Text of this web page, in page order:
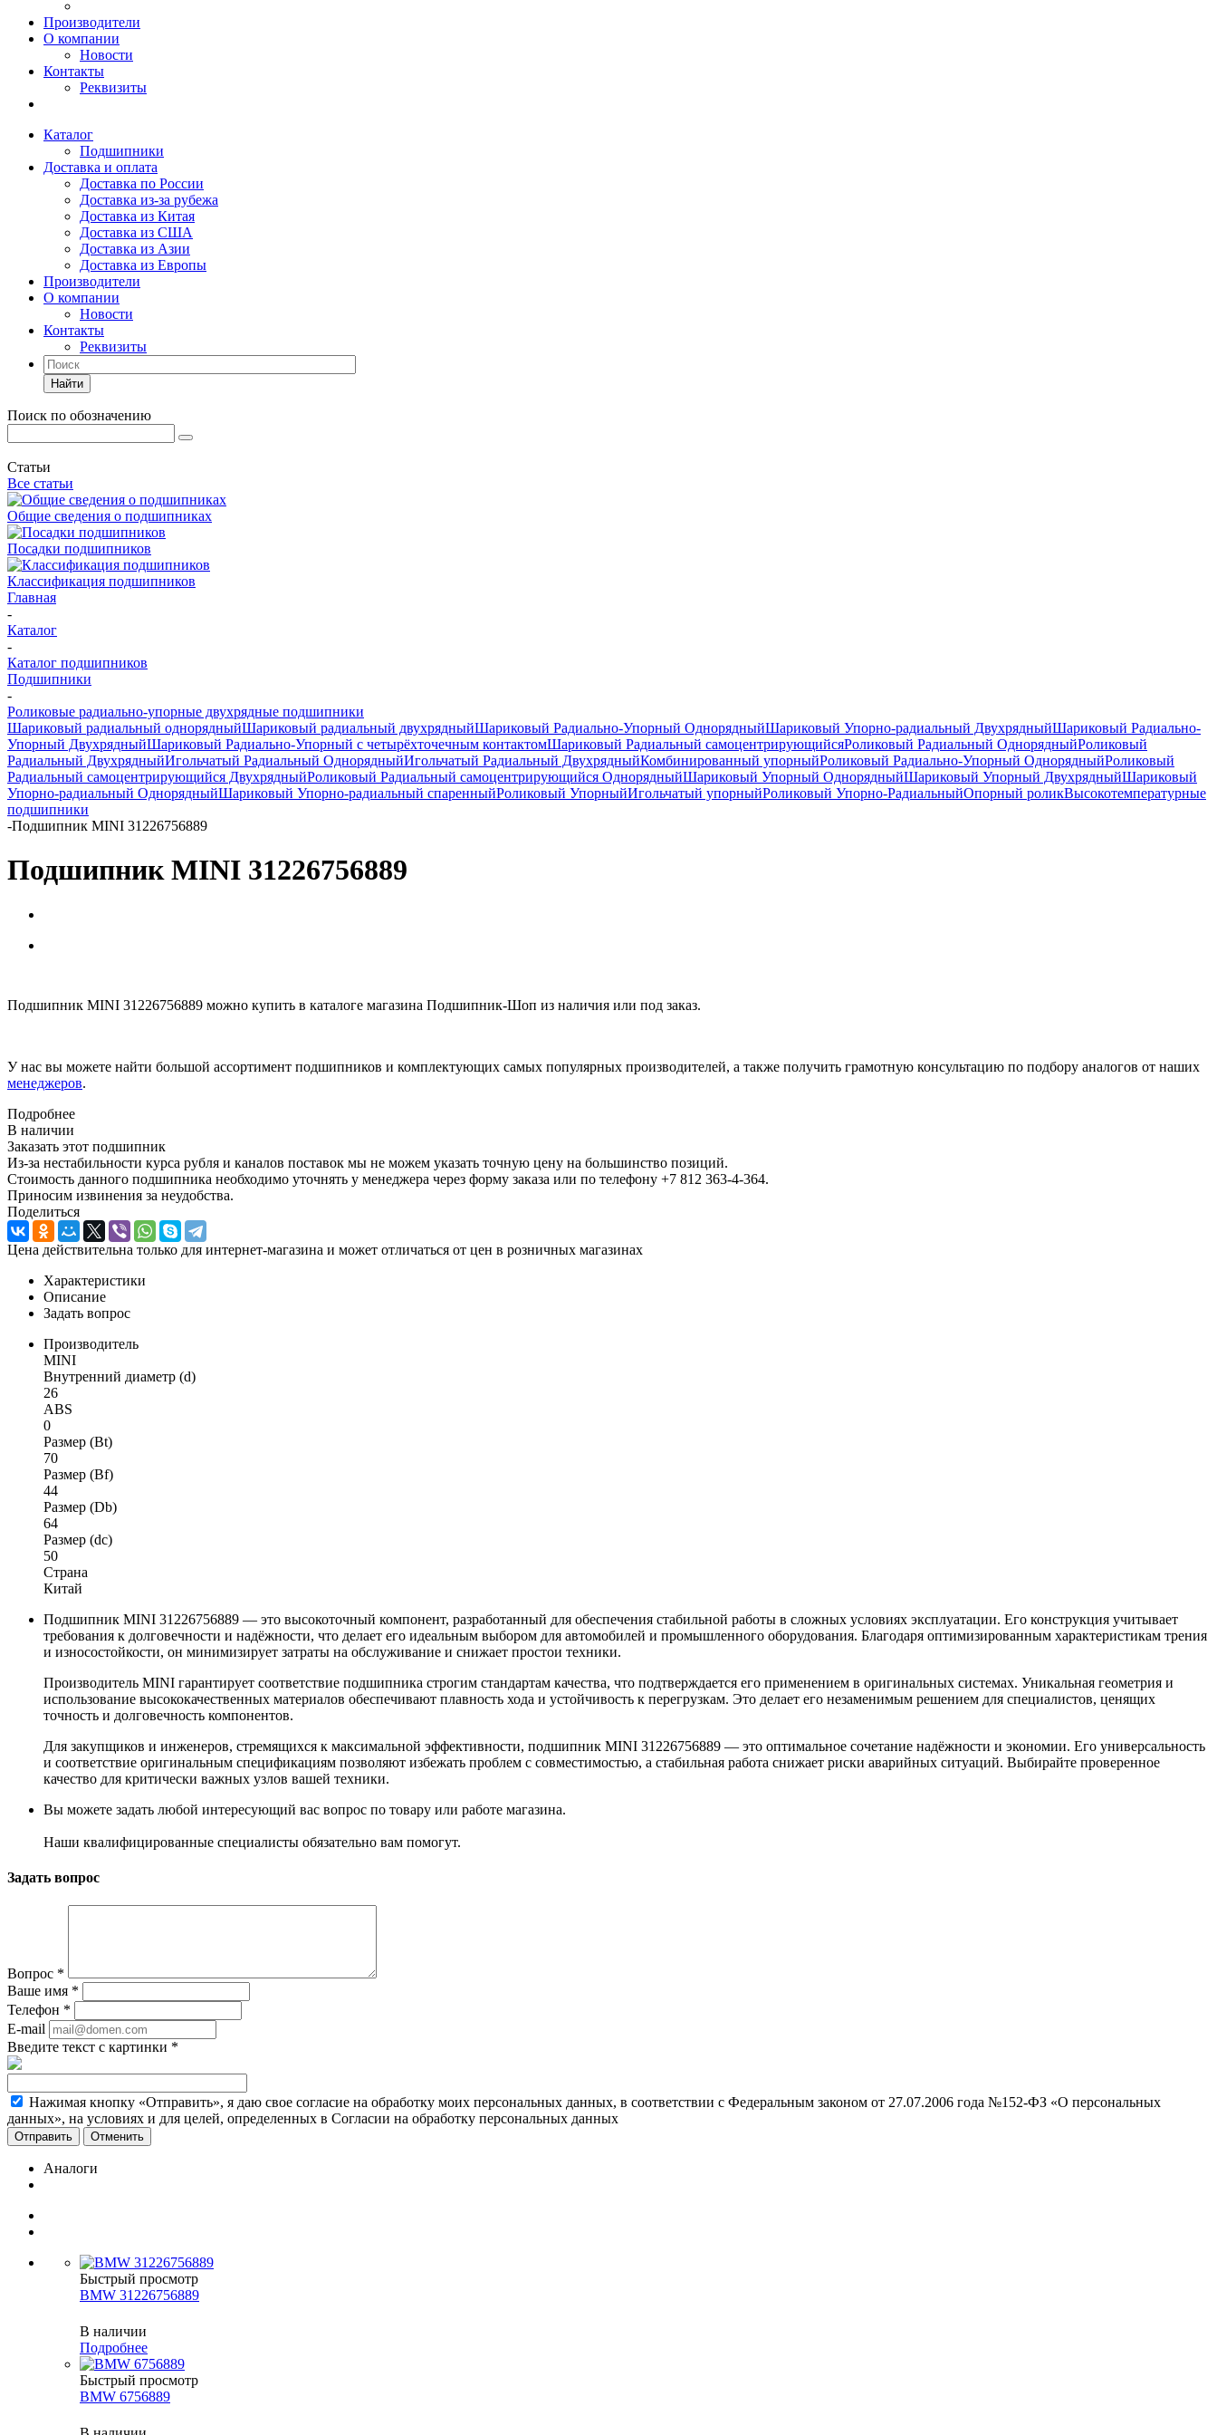
Производители
О компании
Новости
Контакты
Реквизиты
Каталог
Подшипники
Доставка и оплата
Доставка по России
Доставка из-за рубежа
Доставка из Китая
Доставка из США
Доставка из Азии
Доставка из Европы
Производители
О компании
Новости
Контакты
Реквизиты
Найти
Поиск по обозначению
Статьи
Все статьи
Общие сведения о подшипниках
Посадки подшипников
Классификация подшипников
Главная
-
Каталог
-
Каталог подшипников
Подшипники
-
Роликовые радиально-упорные двухрядные подшипники
Шариковый радиальный однорядныйШариковый радиальный двухрядныйШариковый Радиально-Упорный ОднорядныйШариковый Упорно-радиальный ДвухрядныйШариковый Радиально-
Упорный ДвухрядныйШариковый Радиально-Упорный с четырёхточечным контактомШариковый Радиальный самоцентрирующийсяРоликовый Радиальный ОднорядныйРоликовый
Радиальный ДвухрядныйИгольчатый Радиальный ОднорядныйИгольчатый Радиальный ДвухрядныйКомбинированный упорныйРоликовый Радиально-Упорный ОднорядныйРоликовый
Радиальный самоцентрирующийся ДвухрядныйРоликовый Радиальный самоцентрирующийся ОднорядныйШариковый Упорный ОднорядныйШариковый Упорный ДвухрядныйШариковый
Упорно-радиальный ОднорядныйШариковый Упорно-радиальный спаренныйРоликовый УпорныйИгольчатый упорныйРоликовый Упорно-РадиальныйОпорный роликВысокотемпературные
подшипники
-Подшипник MINI 31226756889
Подшипник MINI 31226756889
Подшипник MINI 31226756889 можно купить в каталоге магазина Подшипник-Шоп из наличия или под заказ.
У нас вы можете найти большой ассортимент подшипников и комплектующих самых популярных производителей, а также получить грамотную консультацию по подбору аналогов от наших
менеджеров.
Подробнее
В наличии
Заказать этот подшипник
Из-за нестабильности курса рубля и каналов поставок мы не можем указать точную цену на большинство позиций.
Стоимость данного подшипника необходимо уточнять у менеджера через форму заказа или по телефону +7 812 363-4-364.
Приносим извинения за неудобства.
Поделиться
Цена действительна только для интернет-магазина и может отличаться от цен в розничных магазинах
Характеристики
Описание
Задать вопрос
Производитель
MINI
Внутренний диаметр (d)
26
ABS
0
Размер (Bt)
70
Размер (Bf)
44
Размер (Db)
64
Размер (dc)
50
Страна
Китай
Подшипник MINI 31226756889 — это высокоточный компонент, разработанный для обеспечения стабильной работы в сложных условиях эксплуатации. Его конструкция учитывает
требования к долговечности и надёжности, что делает его идеальным выбором для автомобилей и промышленного оборудования. Благодаря оптимизированным характеристикам трения
и износостойкости, он минимизирует затраты на обслуживание и снижает простои техники.
Производитель MINI гарантирует соответствие подшипника строгим стандартам качества, что подтверждается его применением в оригинальных системах. Уникальная геометрия и
использование высококачественных материалов обеспечивают плавность хода и устойчивость к перегрузкам. Это делает его незаменимым решением для специалистов, ценящих
точность и долговечность компонентов.
Для закупщиков и инженеров, стремящихся к максимальной эффективности, подшипник MINI 31226756889 — это оптимальное сочетание надёжности и экономии. Его универсальность
и соответствие оригинальным спецификациям позволяют избежать проблем с совместимостью, а стабильная работа снижает риски аварийных ситуаций. Выбирайте проверенное
качество для критически важных узлов вашей техники.
Вы можете задать любой интересующий вас вопрос по товару или работе магазина.
Наши квалифицированные специалисты обязательно вам помогут.
Задать вопрос
Вопрос *
Ваше имя *
Телефон *
E-mail
Введите текст с картинки *
Нажимая кнопку «Отправить», я даю свое согласие на обработку моих персональных данных, в соответствии с Федеральным законом от 27.07.2006 года №152-ФЗ «О персональных
данных», на условиях и для целей, определенных в Согласии на обработку персональных данных
Отменить
Аналоги
Быстрый просмотр
BMW 31226756889
В наличии
Подробнее
Быстрый просмотр
BMW 6756889